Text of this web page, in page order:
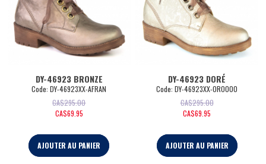
DY-46923 BRONZE
Code: DY-46923XX-AFRAN
CA$295.00
CA$69.95
AJOUTER AU PANIER
DY-46923 DORÉ
Code: DY-46923XX-ORO000
CA$295.00
CA$69.95
AJOUTER AU PANIER